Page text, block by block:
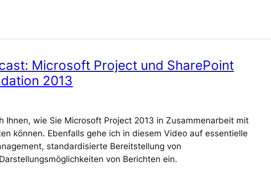
Microsoft Project und SharePoint
2013
Ihnen, wie Sie Microsoft Project 2013 in Zusammenarbeit mit
können. Ebenfalls gehe ich in diesem Video auf essentielle
standardisierte Bereitstellung von
von Berichten ein.